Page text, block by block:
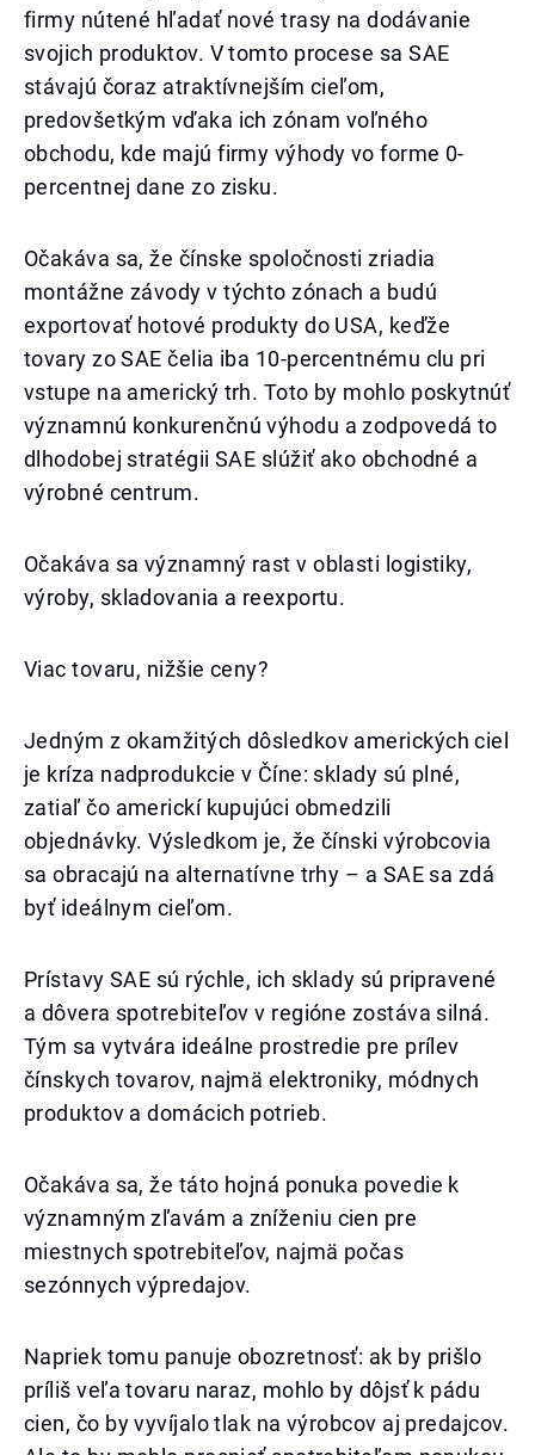
firmy nútené hľadať nové trasy na dodávanie
svojich produktov. V tomto procese sa SAE
stávajú čoraz atraktívnejším cieľom,
predovšetkým vďaka ich zónam voľného
obchodu, kde majú firmy výhody vo forme 0-
percentnej dane zo zisku.
Očakáva sa, že čínske spoločnosti zriadia
montážne závody v týchto zónach a budú
exportovať hotové produkty do USA, keďže
tovary zo SAE čelia iba 10-percentnému clu pri
vstupe na americký trh. Toto by mohlo poskytnúť
významnú konkurenčnú výhodu a zodpovedá to
dlhodobej stratégii SAE slúžiť ako obchodné a
výrobné centrum.
Očakáva sa významný rast v oblasti logistiky,
výroby, skladovania a reexportu.
Viac tovaru, nižšie ceny?
Jedným z okamžitých dôsledkov amerických ciel
je kríza nadprodukcie v Číne: sklady sú plné,
zatiaľ čo americkí kupujúci obmedzili
objednávky. Výsledkom je, že čínski výrobcovia
sa obracajú na alternatívne trhy – a SAE sa zdá
byť ideálnym cieľom.
Prístavy SAE sú rýchle, ich sklady sú pripravené
a dôvera spotrebiteľov v regióne zostáva silná.
Tým sa vytvára ideálne prostredie pre prílev
čínskych tovarov, najmä elektroniky, módnych
produktov a domácich potrieb.
Očakáva sa, že táto hojná ponuka povedie k
významným zľavám a zníženiu cien pre
miestnych spotrebiteľov, najmä počas
sezónnych výpredajov.
Napriek tomu panuje obozretnosť: ak by prišlo
príliš veľa tovaru naraz, mohlo by dôjsť k pádu
cien, čo by vyvíjalo tlak na výrobcov aj predajcov.